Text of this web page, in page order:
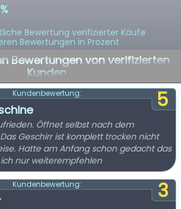
Bewertung verifizierter Käufe
Bewertungen in Prozent
Bewertungen von verifizierten
Kunden
5
Kundenbewertung:
Öffnet selbst nach dem
Geschirr ist komplett trocken nicht
Hatte am Anfang schon gedacht das
nur weiterempfehlen
3
Kundenbewertung: